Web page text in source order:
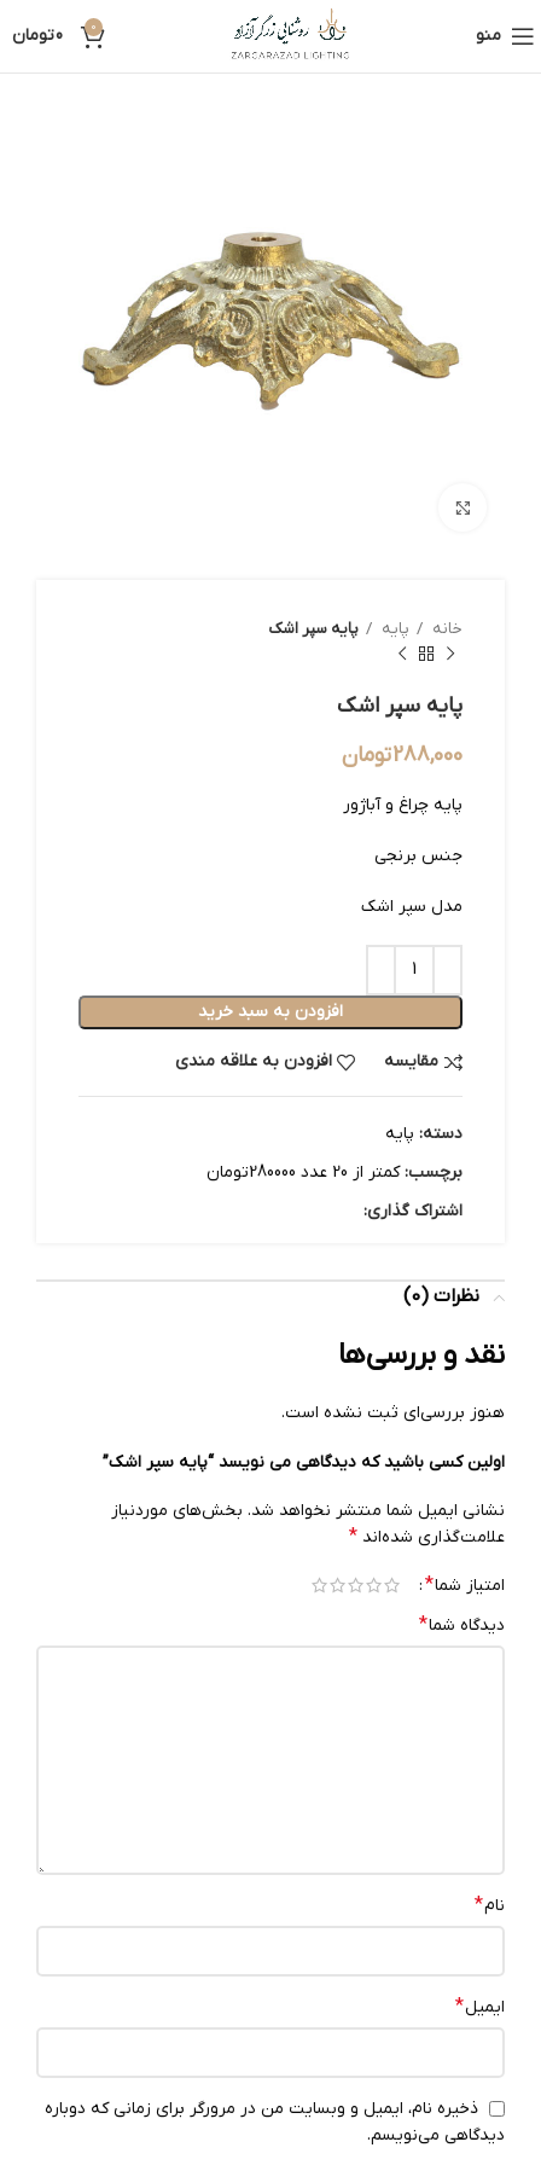
منو 0
0تومان
خانه پایه پایه سپر اشک
پایه سپر اشک
288,000تومان
پایه چراغ و آباژور
جنس برنجی
مدل سپر اشک
افزودن به سبد خرید
مقایسه افزودن به علاقه مندی
دسته: پایه
برچسب: کمتر از 20 عدد 280000تومان
اشتراک گذاری:
نظرات (0)
نقد و بررسی‌ها
هنوز بررسی‌ای ثبت نشده است.
اولین کسی باشید که دیدگاهی می نویسد “پایه سپر اشک”
نشانی ایمیل شما منتشر نخواهد شد. بخش‌های موردنیاز
علامت‌گذاری شده‌اند *
امتیاز شما*
دیدگاه شما*
نام*
ایمیل*
ذخیره نام، ایمیل و وبسایت من در مرورگر برای زمانی که دوباره
دیدگاهی می‌نویسم.